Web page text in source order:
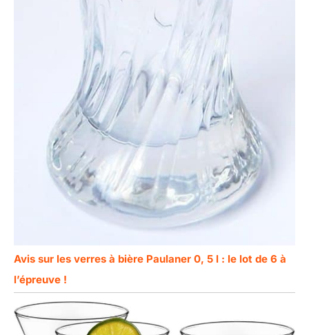
Avis sur les verres à bière Paulaner 0, 5 l : le lot de 6 à
l’épreuve !